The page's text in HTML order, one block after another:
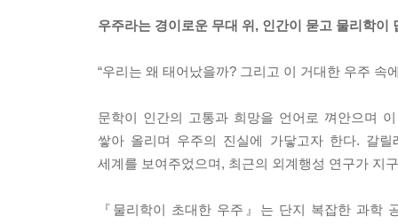
우주라는 경이로운 무대 위, 인간이 묻고 물리학이
“우리는 왜 태어났을까? 그리고 이 거대한 우주 속
문학이 인간의 고통과 희망을 언어로 껴안으며
쌓아 올리며 우주의 진실에 가닿고자 한다. 갈
세계를 보여주었으며, 최근의 외계행성 연구가 지
『물리학이 초대한 우주』는 단지 복잡한 과학